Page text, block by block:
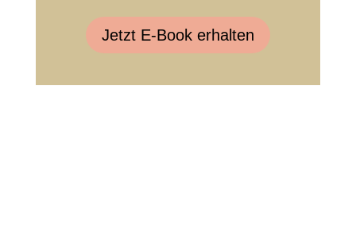
Jetzt E-Book erhalten